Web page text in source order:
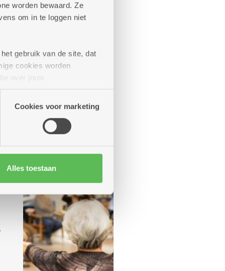
worden bewaard. Ze
om in te loggen niet
gebruik van de site, dat
cookies worden
kunnen deze gegevens
Cookies voor marketing
Alles toestaan